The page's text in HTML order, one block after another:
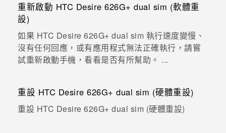
重新啟動 HTC Desire 626G+ dual sim (軟體重
設)
如果 HTC Desire 626G+ dual sim 執行速度變慢、
沒有任何回應，或有應用程式無法正確執行，請嘗
試重新啟動手機，看看是否有所幫助。 ...
重設 HTC Desire 626G+ dual sim (硬體重設)
重設 HTC Desire 626G+ dual sim (硬體重設)